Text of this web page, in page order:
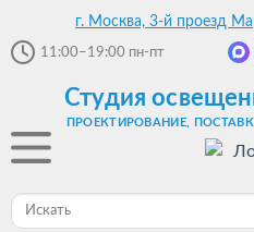
г. Москва, 3-й проезд
11:00–19:00 пн-пт
Студия
ПРОЕКТИРОВАНИЕ,